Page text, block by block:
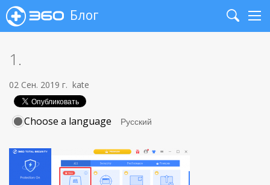
Блог
Search
1.
02 Сен. 2019 г. kate
Choose a language